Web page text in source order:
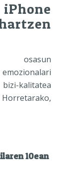
osasun
kalitatea
10ean